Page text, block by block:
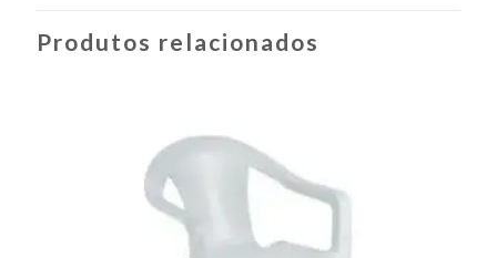
Produtos relacionados